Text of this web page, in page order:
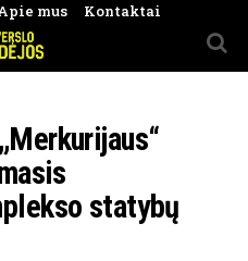
mus Kontaktai
statybų